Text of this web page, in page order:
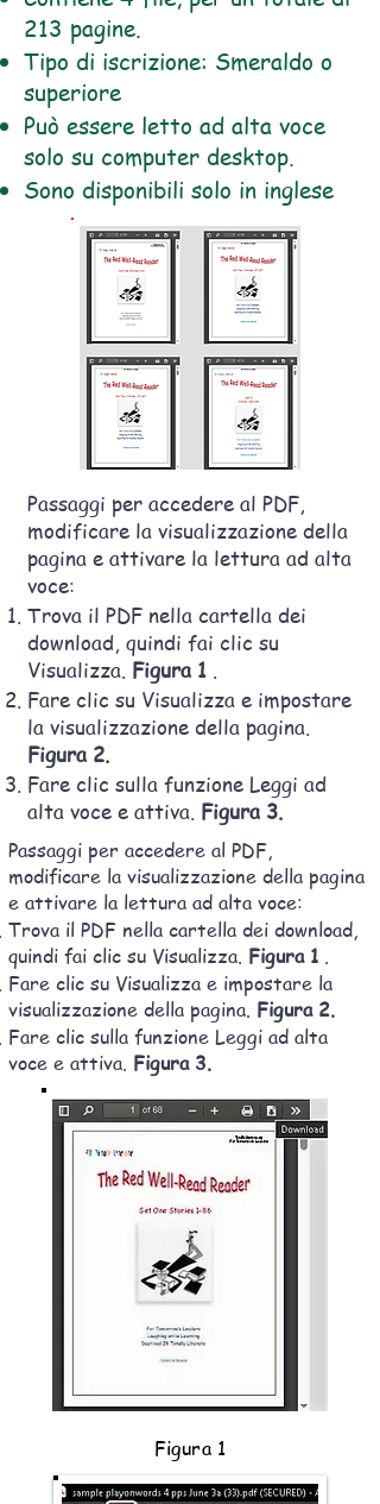
213 pagine.
Tipo di iscrizione: Smeraldo o
superiore
Può essere letto ad alta voce
solo su computer desktop.
Sono disponibili solo in inglese
Passaggi per accedere al PDF,
modificare la visualizzazione della
pagina e attivare la lettura ad alta
voce:
Trova il PDF nella cartella dei
download, quindi fai clic su
Visualizza. Figura 1 .
Fare clic su Visualizza e impostare
la visualizzazione della pagina.
Figura 2.
Fare clic sulla funzione Leggi ad
alta voce e attiva. Figura 3.
Passaggi per accedere al PDF,
modificare la visualizzazione della pagina
e attivare la lettura ad alta voce:
Trova il PDF nella cartella dei download,
quindi fai clic su Visualizza. Figura 1 .
Fare clic su Visualizza e impostare la
visualizzazione della pagina. Figura 2.
Fare clic sulla funzione Leggi ad alta
voce e attiva. Figura 3.
Figura 1